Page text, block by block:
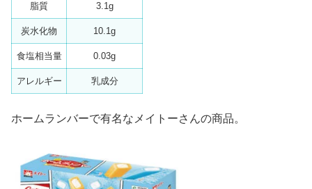
脂質 3.1g
炭水化物 10.1g
食塩相当量 0.03g
アレルギー 乳成分
ホームランバーで有名なメイトーさんの商品。